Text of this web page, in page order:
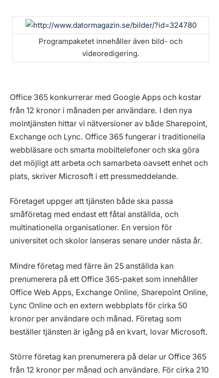
Programpaketet innehåller även bild- och
videoredigering.
Office 365 konkurrerar med Google Apps och kostar
från 12 kronor i månaden per användare. I den nya
molntjänsten hittar vi nätversioner av både Sharepoint,
Exchange och Lync. Office 365 fungerar i traditionella
webbläsare och smarta mobiltelefoner och ska göra
det möjligt att arbeta och samarbeta oavsett enhet och
plats, skriver Microsoft i ett pressmeddelande.
Företaget uppger att tjänsten både ska passa
småföretag med endast ett fåtal anställda, och
multinationella organisationer. En version för
universitet och skolor lanseras senare under nästa år.
Mindre företag med färre än 25 anställda kan
prenumerera på ett Office 365-paket som innehåller
Office Web Apps, Exchange Online, Sharepoint Online,
Lync Online och en extern webbplats för cirka 50
kronor per användare och månad. Företag som
beställer tjänsten är igång på en kvart, lovar Microsoft.
Större företag kan prenumerera på delar ur Office 365
från 12 kronor per månad och användare. För cirka 210